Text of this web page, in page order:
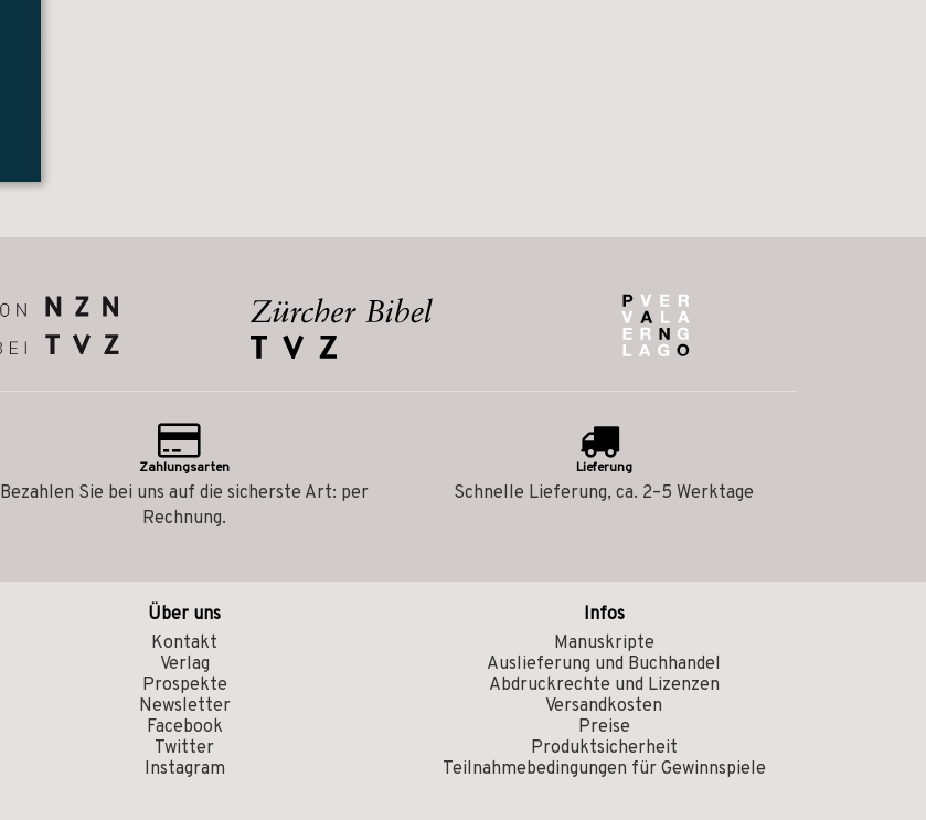
Zahlungsarten
Bezahlen Sie bei uns auf die sicherste Art: per
Rechnung.
Lieferung
Schnelle Lieferung, ca. 2–5 Werktage
Über uns
Kontakt
Verlag
Prospekte
Newsletter
Facebook
Twitter
Instagram
Infos
Manuskripte
Auslieferung und Buchhandel
Abdruckrechte und Lizenzen
Versandkosten
Preise
Produktsicherheit
Teilnahmebedingungen für Gewinnspiele